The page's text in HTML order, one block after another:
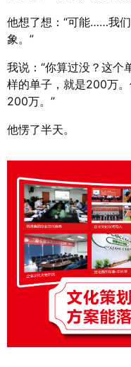
他想了想：“可能……我
象。”
我说：“你算过没？这
样的单子，就是200万
200万。”
他愣了半天。